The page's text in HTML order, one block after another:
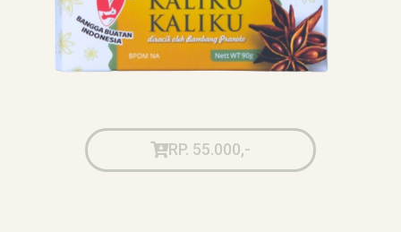
RP. 55.000,-